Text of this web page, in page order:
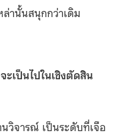
ล่านั้นสนุกกว่าเดิม
เป็นไปในเชิงตัดสิน
วิจารณ์ เป็นระดับที่เจือ